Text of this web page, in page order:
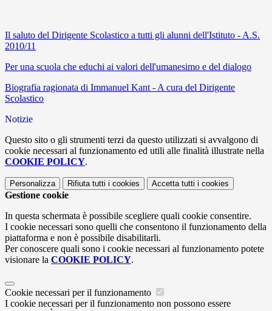
Il saluto del Dirigente Scolastico a tutti gli alunni dell'Istituto - A.S.
2010/11
Per una scuola che educhi ai valori dell'umanesimo e del dialogo
Biografia ragionata di Immanuel Kant - A cura del Dirigente
Scolastico
Notizie
Questo sito o gli strumenti terzi da questo utilizzati si avvalgono di
cookie necessari al funzionamento ed utili alle finalità illustrate nella
COOKIE POLICY.
Personalizza Rifiuta tutti i cookies Accetta tutti i cookies
Gestione cookie
In questa schermata è possibile scegliere quali cookie consentire.
I cookie necessari sono quelli che consentono il funzionamento della
piattaforma e non è possibile disabilitarli.
Per conoscere quali sono i cookie necessari al funzionamento potete
visionare la COOKIE POLICY.
Cookie necessari per il funzionamento
I cookie necessari per il funzionamento non possono essere